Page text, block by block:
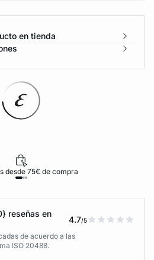
en tienda
desde 75€ de compra
reseñas en
4.7/5
de acuerdo a las
ISO 20488.